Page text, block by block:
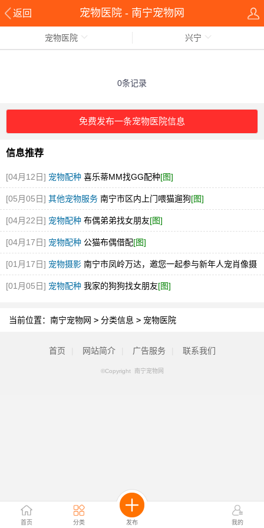
返回 宠物医院 - 南宁宠物网
首页 分类 发布 我的
宠物医院 兴宁
0条记录
免费发布一条宠物医院信息
信息推荐
[04月12日] 宠物配种 喜乐蒂MM找GG配种[图]
[05月05日] 其他宠物服务 南宁市区内上门喂猫遛狗[图]
[04月22日] 宠物配种 布偶弟弟找女朋友[图]
[04月17日] 宠物配种 公猫布偶借配[图]
[01月17日] 宠物摄影 南宁市凤岭万达，邀您一起参与新年人宠肖像摄
影艺术节[图]
[01月05日] 宠物配种 我家的狗狗找女朋友[图]
当前位置： 南宁宠物网 > 分类信息 > 宠物医院
首页 网站简介 广告服务 联系我们
©Copyright 南宁宠物网